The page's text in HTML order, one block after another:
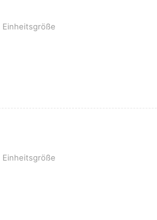
Einheitsgröße
Einheitsgröße